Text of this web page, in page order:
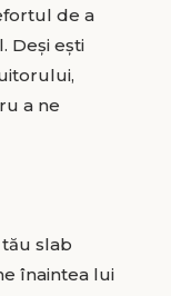
de a
Deși ești
a ne
slab
înaintea lui